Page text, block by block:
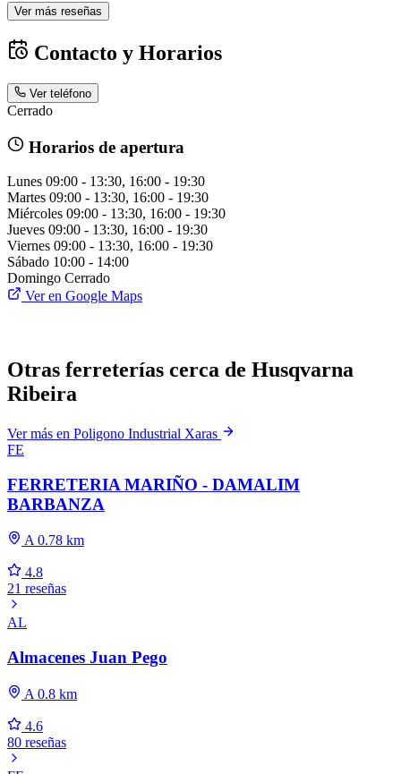
Ver más reseñas
Contacto y Horarios
Ver teléfono
Cerrado
Horarios de apertura
Lunes 09:00 - 13:30, 16:00 - 19:30
Martes 09:00 - 13:30, 16:00 - 19:30
Miércoles 09:00 - 13:30, 16:00 - 19:30
Jueves 09:00 - 13:30, 16:00 - 19:30
Viernes 09:00 - 13:30, 16:00 - 19:30
Sábado 10:00 - 14:00
Domingo Cerrado
Ver en Google Maps
Otras ferreterías cerca de Husqvarna
Ribeira
Ver más en Poligono Industrial Xaras
FE
FERRETERIA MARIÑO - DAMALIM
BARBANZA
A 0.78 km
4.8
21 reseñas
AL
Almacenes Juan Pego
A 0.8 km
4.6
80 reseñas